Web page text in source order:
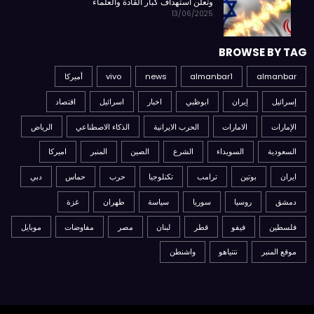
13/06/2025
BROWSE BY TAG
almanbar
almanbar1
news
vivo أميركا
إسرائيل إيران ابوظبي اخبار اسرائيل اقتصاد
الإمارات الامارات الحرب الايرانية الذكاء الاصطناعي الرياض
السعودية السويداء الشرع الصين المنبر اميركا
ايران بوتين ترامب تكنلوجيا حرب حماس دبي
دمشق روسيا سوريا سياسة طهران غزة
فلسطين فيفو قطر لبنان مصر مفاوضات موبايل
موقع المنبر نتنياهو واشنطن